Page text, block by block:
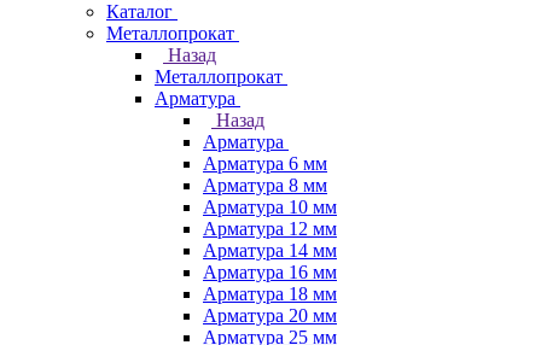
Каталог
Металлопрокат
Назад
Металлопрокат
Арматура
Назад
Арматура
Арматура 6 мм
Арматура 8 мм
Арматура 10 мм
Арматура 12 мм
Арматура 14 мм
Арматура 16 мм
Арматура 18 мм
Арматура 20 мм
Арматура 25 мм